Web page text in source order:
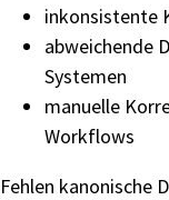
inkonsistente
abweichende
Systemen
manuelle
Workflows
Fehlen kanonische